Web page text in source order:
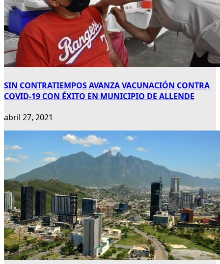
SIN CONTRATIEMPOS AVANZA VACUNACIÓN CONTRA
COVID-19 CON ÉXITO EN MUNICIPIO DE ALLENDE
abril 27, 2021